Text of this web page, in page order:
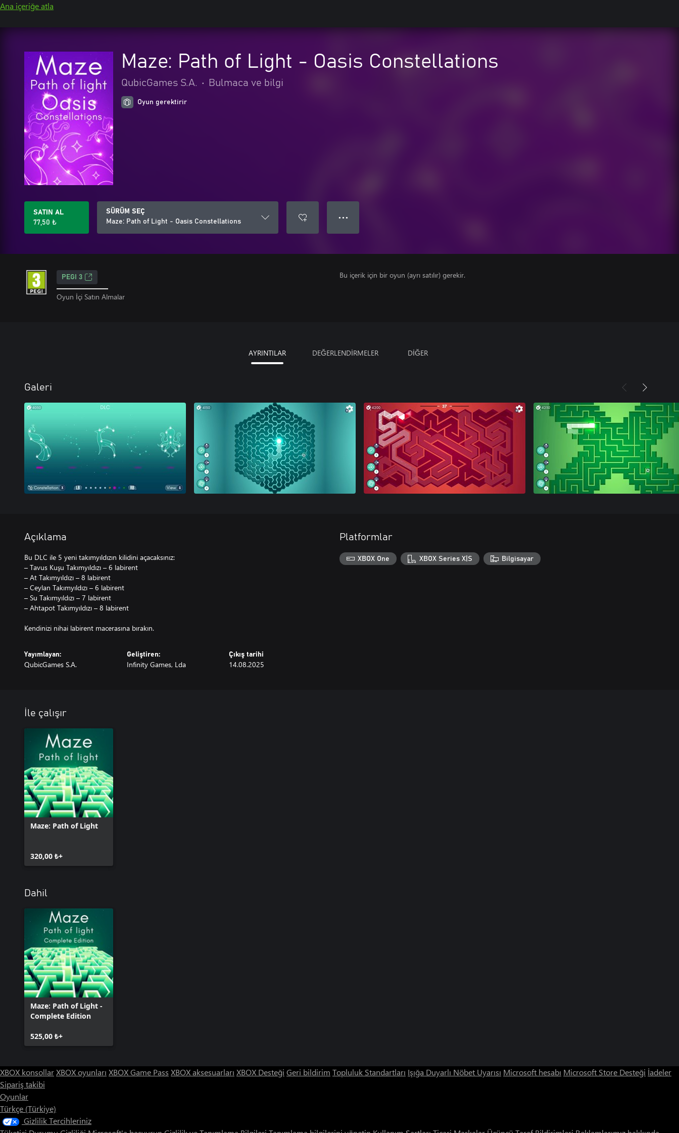
Ana içeriğe atla
Maze: Path of Light - Oasis Constellations
QubicGames S.A. • Bulmaca ve bilgi
Oyun gerektirir
SATIN AL
77,50 ₺
SÜRÜM SEÇ
Maze: Path of Light - Oasis Constellations
● ● ●
PEGI 3
Oyun İçi Satın Almalar
Bu içerik için bir oyun (ayrı satılır) gerekir.
AYRINTILAR DEĞERLENDİRMELER DİĞER
Galeri
Açıklama
Bu DLC ile 5 yeni takımyıldızın kilidini açacaksınız:
– Tavus Kuşu Takımyıldızı – 6 labirent
– At Takımyıldızı – 8 labirent
– Ceylan Takımyıldızı – 6 labirent
– Su Takımyıldızı – 7 labirent
– Ahtapot Takımyıldızı – 8 labirent
Kendinizi nihai labirent macerasına bırakın.
Yayımlayan:
QubicGames S.A.
Geliştiren:
Infinity Games, Lda
Çıkış tarihi
14.08.2025
Platformlar
XBOX One XBOX Series X|S Bilgisayar
İle çalışır
Maze: Path of Light
320,00 ₺+
Dahil
Maze: Path of Light -
Complete Edition
525,00 ₺+
XBOX konsollarXBOX oyunları XBOX Game Pass XBOX aksesuarları XBOX Desteği Geri bildirim Topluluk Standartları Işığa Duyarlı Nöbet Uyarısı Microsoft hesabı Microsoft Store Desteği İadeler
Sipariş takibi
Oyunlar
Türkçe (Türkiye)
Gizlilik Tercihleriniz